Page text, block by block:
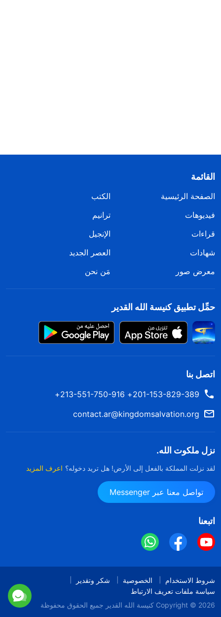
القائمة
الصفحة الرئيسية
الكتب
فيديوهات
ترانيم
قراءات
الإنجيل
شهادات
العصر الجديد
معرض صور
مَن نحن
حمِّل تطبيق كنيسة الله القدير
اتصل بنا
201-153-829-389+ 213-551-750-916+
contact.ar@kingdomsalvation.org
نزل ملكوت الله.
لقد نزلت المملكة بالفعل إلى الأرض! هل تريد دخوله؟ اعرف المزيد
تواصل معنا عبر Messenger
اتبعنا
شروط الاستخدام الخصوصية
شكر وتقدير
سياسة ملفات تعريف الارتباط
Copyright © 2026 كنيسة الله القدير جميع الحقوق محفوظة